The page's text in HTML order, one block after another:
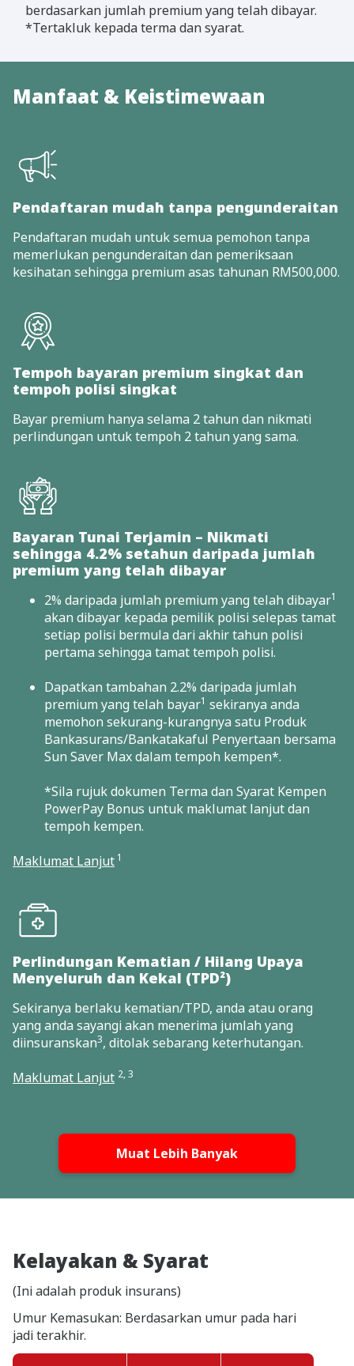
berdasarkan jumlah premium yang telah dibayar.
*Tertakluk kepada terma dan syarat.
Manfaat & Keistimewaan
Pendaftaran mudah tanpa pengunderaitan
Pendaftaran mudah untuk semua pemohon tanpa
memerlukan pengunderaitan dan pemeriksaan
kesihatan sehingga premium asas tahunan RM500,000.
Tempoh bayaran premium singkat dan
tempoh polisi singkat
Bayar premium hanya selama 2 tahun dan nikmati
perlindungan untuk tempoh 2 tahun yang sama.
Bayaran Tunai Terjamin – Nikmati
sehingga 4.2% setahun daripada jumlah
premium yang telah dibayar
2% daripada jumlah premium yang telah dibayar1
akan dibayar kepada pemilik polisi selepas tamat
setiap polisi bermula dari akhir tahun polisi
pertama sehingga tamat tempoh polisi.
Dapatkan tambahan 2.2% daripada jumlah
premium yang telah bayar1 sekiranya anda
memohon sekurang-kurangnya satu Produk
Bankasurans/Bankatakaful Penyertaan bersama
Sun Saver Max dalam tempoh kempen*.
*Sila rujuk dokumen Terma dan Syarat Kempen
PowerPay Bonus untuk maklumat lanjut dan
tempoh kempen.
Maklumat Lanjut 1
Perlindungan Kematian / Hilang Upaya
Menyeluruh dan Kekal (TPD²)
Sekiranya berlaku kematian/TPD, anda atau orang
yang anda sayangi akan menerima jumlah yang
diinsuranskan3, ditolak sebarang keterhutangan.
Maklumat Lanjut 2, 3
Muat Lebih Banyak
Kelayakan & Syarat
(Ini adalah produk insurans)
Umur Kemasukan: Berdasarkan umur pada hari
jadi terakhir.